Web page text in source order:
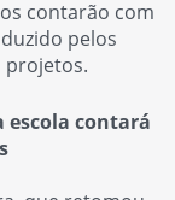
contarão com
pelos
projetos.
escola contará